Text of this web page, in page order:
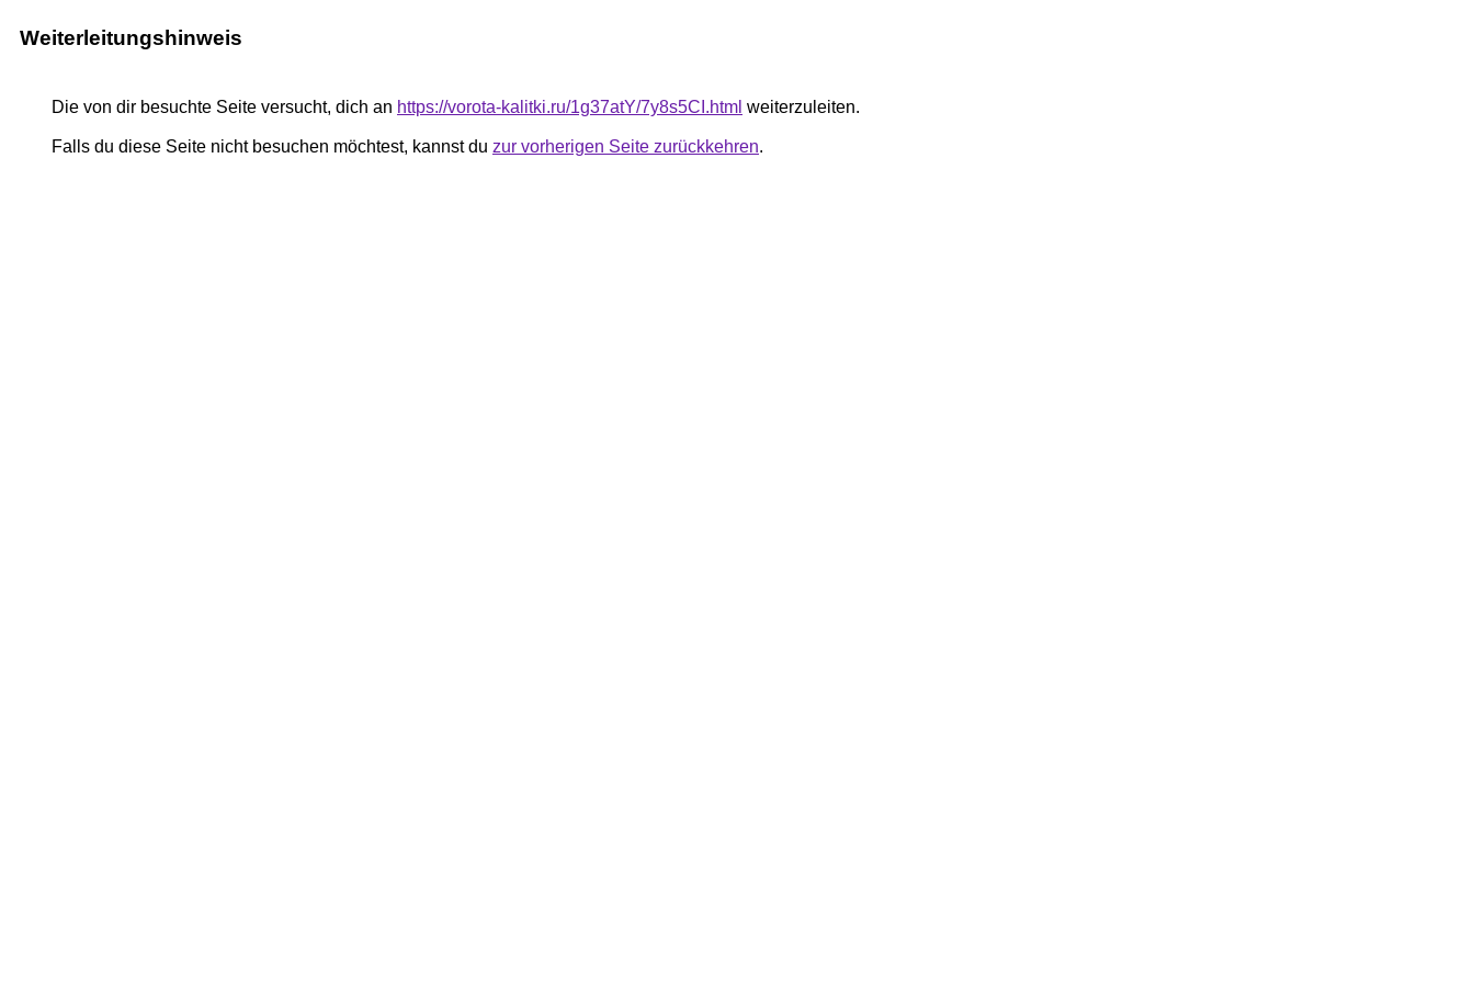
Weiterleitungshinweis
Die von dir besuchte Seite versucht, dich an https://vorota-kalitki.ru/1g37atY/7y8s5CI.html weiterzuleiten.
Falls du diese Seite nicht besuchen möchtest, kannst du zur vorherigen Seite zurückkehren.